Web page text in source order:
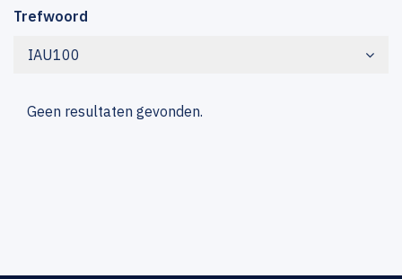
Trefwoord
IAU100
Geen resultaten gevonden.